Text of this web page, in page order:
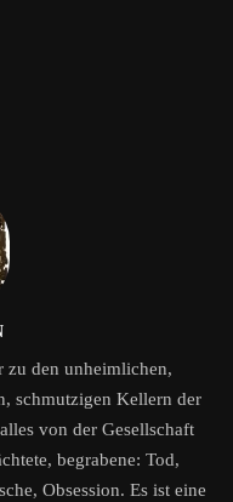
den unheimlichen,
schmutzigen Kellern der
von der Gesellschaft
begrabene: Tod,
Obsession. Es ist eine